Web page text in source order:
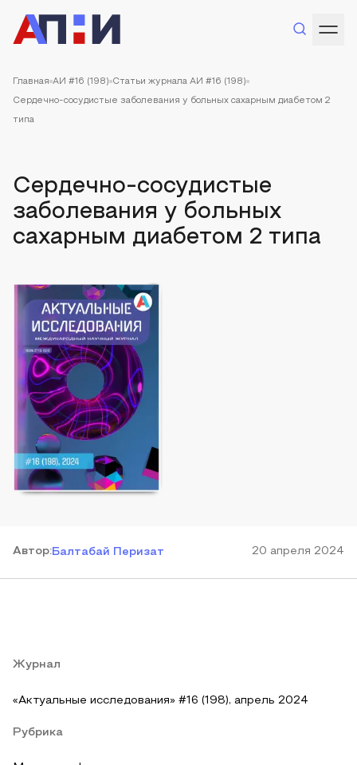
Главная АИ #16 (198) Статьи журнала АИ #16 (198)
Сердечно-сосудистые заболевания у больных сахарным диабетом 2
типа
Сердечно-сосудистые
заболевания у больных
сахарным диабетом 2 типа
Автор:Балтабай Перизат 20 апреля 2024
Журнал
«Актуальные исследования» #16 (198), апрель 2024
Рубрика